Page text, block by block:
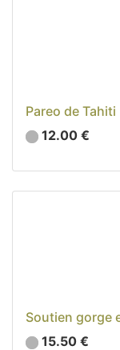
Sacs, Bijoux et
Nos Box (12)
Promotions
Pareo de Tahiti
12.00 €
Soutien gorge
15.50 €